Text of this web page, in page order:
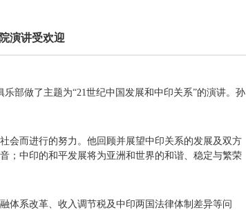
演讲受欢迎
部做了主题为“21世纪中国发展和中印关系”的演讲。孙
而进行的努力。他回顾并展望中印关系的发展及双方
；中印的和平发展将为亚洲和世界的和谐、稳定与繁荣
系改革、收入调节税及中印两国法律体制差异等问